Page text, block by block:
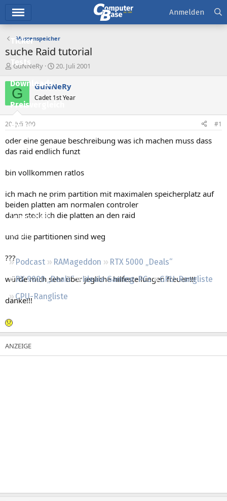
Ticker
Tests
Downloads
Preisvergleich
Forum
Aktuelles
Neueste Aktivitäten
Leserartikel
Regeln
Podcast RAMageddon
RTX 5000 „Deals“
RX 9000 „Deals“
Ideale Gaming-PCs
GPU-Rangliste
CPU-Rangliste
Anmelden
Massenspeicher
suche Raid tutorial
E
s
t
e
e
r
GuNNeRy
E
s
e
t
a
m
20. Juli 2001
G GuNNeRy
Cadet 1st Year
20. Juli 2001 #1
oder eine genaue beschreibung was ich machen muss dass
das raid endlich funzt
bin vollkommen ratlos
ich mach ne prim partition mit maximalen speicherplatz auf
beiden platten am normalen controler
dann steck ich die platten an den raid
und die partitionen sind weg
???
würde mich sehr über jegliche hilfestellungen freuen!!!
danke!!!